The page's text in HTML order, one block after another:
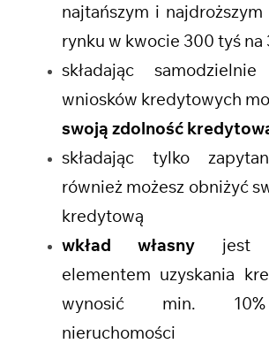
najtańszym i
rynku w kwocie 300 tyś na
składając
wniosków kredytowych
swoją zdolność
składając tylko
również możesz obniżyć
kredytową
wkład własny jest
elementem uzyskania
wynosić min.
nieruchomości